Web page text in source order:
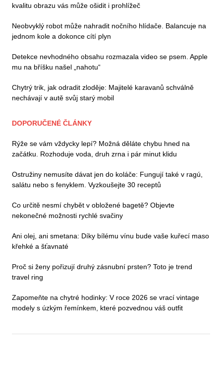
kvalitu obrazu vás může ošidit i prohlížeč
Neobvyklý robot může nahradit nočního hlídače. Balancuje na
jednom kole a dokonce cítí plyn
Detekce nevhodného obsahu rozmazala video se psem. Apple
mu na bříšku našel „nahotu“
Chytrý trik, jak odradit zloděje: Majitelé karavanů schválně
nechávají v autě svůj starý mobil
DOPORUČENÉ ČLÁNKY
Rýže se vám vždycky lepí? Možná děláte chybu hned na
začátku. Rozhoduje voda, druh zrna i pár minut klidu
Ostružiny nemusíte dávat jen do koláče: Fungují také v ragú,
salátu nebo s fenyklem. Vyzkoušejte 30 receptů
Co určitě nesmí chybět v obložené bagetě? Objevte
nekonečné možnosti rychlé svačiny
Ani olej, ani smetana: Díky bílému vínu bude vaše kuřecí maso
křehké a šťavnaté
Proč si ženy pořizují druhý zásnubní prsten? Toto je trend
travel ring
Zapomeňte na chytré hodinky: V roce 2026 se vrací vintage
modely s úzkým řemínkem, které pozvednou váš outfit